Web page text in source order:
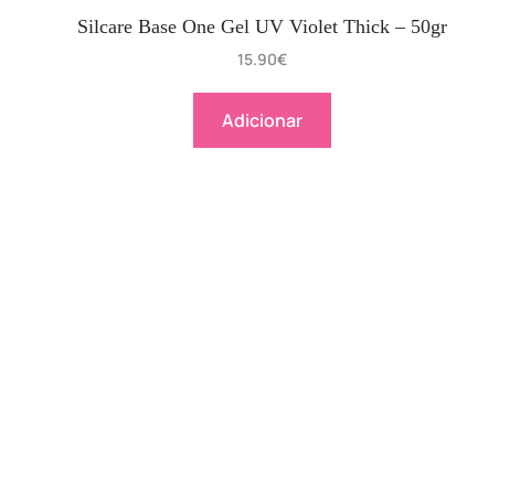
Silcare Base One Gel UV Violet Thick – 50gr
15.90€
Adicionar